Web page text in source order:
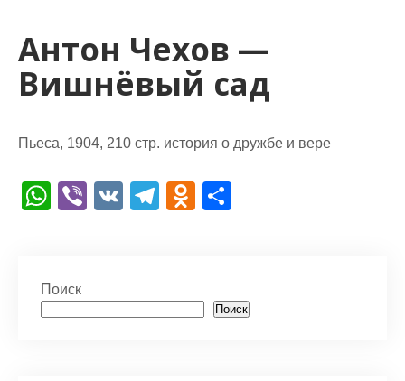
Антон Чехов —
Вишнёвый сад
Пьеса, 1904, 210 стр. история о дружбе и вере
W
s
A
Vi
V
T
a
O
kl а
Поиск
Поиск